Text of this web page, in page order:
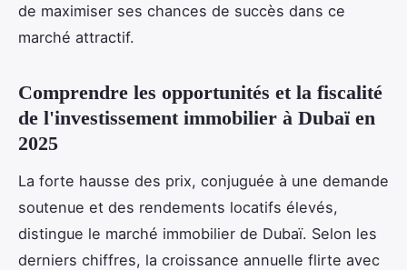
de maximiser ses chances de succès dans ce
marché attractif.
Comprendre les opportunités et la fiscalité
de l'investissement immobilier à Dubaï en
2025
La forte hausse des prix, conjuguée à une demande
soutenue et des rendements locatifs élevés,
distingue le marché immobilier de Dubaï. Selon les
derniers chiffres, la croissance annuelle flirte avec